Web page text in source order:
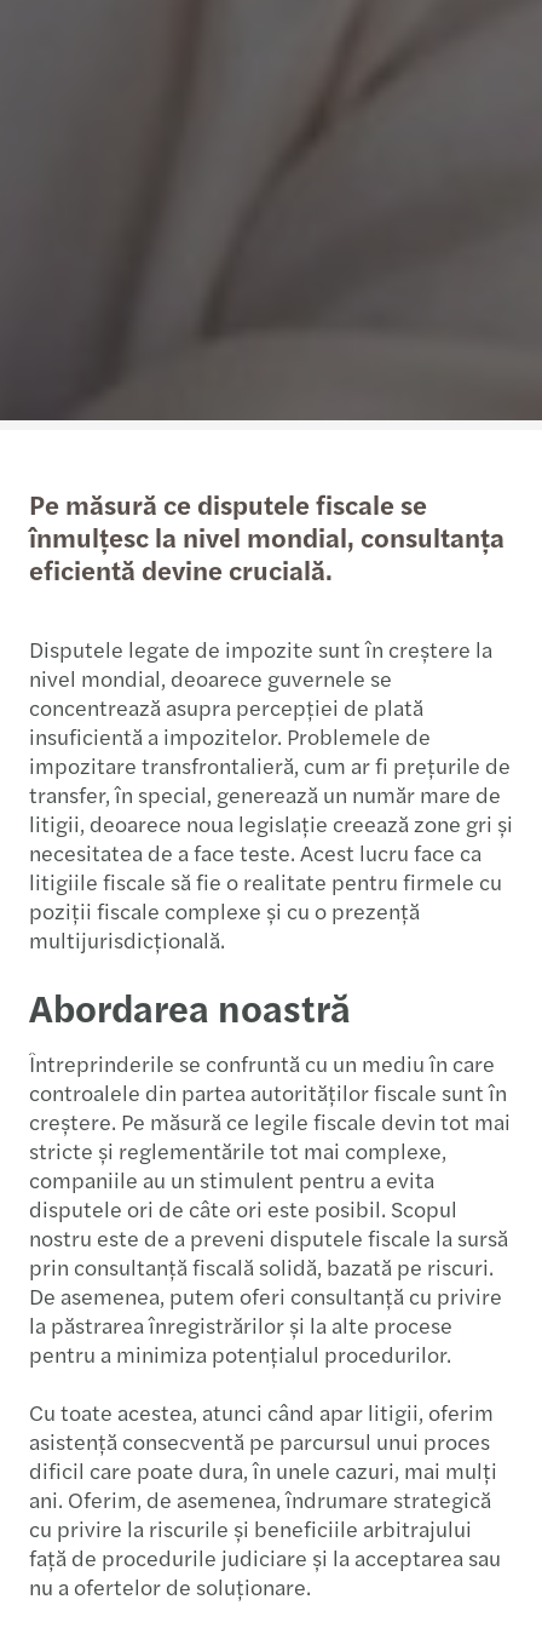
Pe măsură ce disputele fiscale se
înmulțesc la nivel mondial, consultanța
eficientă devine crucială.
Disputele legate de impozite sunt în creștere la
nivel mondial, deoarece guvernele se
concentrează asupra percepției de plată
insuficientă a impozitelor. Problemele de
impozitare transfrontalieră, cum ar fi prețurile de
transfer, în special, generează un număr mare de
litigii, deoarece noua legislație creează zone gri și
necesitatea de a face teste. Acest lucru face ca
litigiile fiscale să fie o realitate pentru firmele cu
poziții fiscale complexe și cu o prezență
multijurisdicțională.
Abordarea noastră
Întreprinderile se confruntă cu un mediu în care
controalele din partea autorităților fiscale sunt în
creștere. Pe măsură ce legile fiscale devin tot mai
stricte și reglementările tot mai complexe,
companiile au un stimulent pentru a evita
disputele ori de câte ori este posibil. Scopul
nostru este de a preveni disputele fiscale la sursă
prin consultanță fiscală solidă, bazată pe riscuri.
De asemenea, putem oferi consultanță cu privire
la păstrarea înregistrărilor și la alte procese
pentru a minimiza potențialul procedurilor.
Cu toate acestea, atunci când apar litigii, oferim
asistență consecventă pe parcursul unui proces
dificil care poate dura, în unele cazuri, mai mulți
ani. Oferim, de asemenea, îndrumare strategică
cu privire la riscurile și beneficiile arbitrajului
față de procedurile judiciare și la acceptarea sau
nu a ofertelor de soluționare.